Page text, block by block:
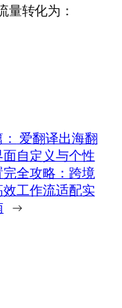
量转化为：
爱翻译出海翻
自定义与个性
全攻略：跨境
效工作流适配实
→